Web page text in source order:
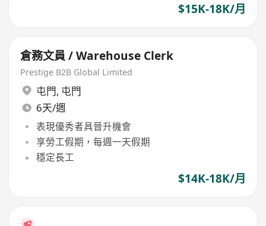
$15K-18K/月
倉務文員 / Warehouse Clerk
Prestige B2B Global Limited
屯門, 屯門
6天/週
表現優秀者具晉升機會
享勞工假期，每週一天假期
穩定長工
$14K-18K/月